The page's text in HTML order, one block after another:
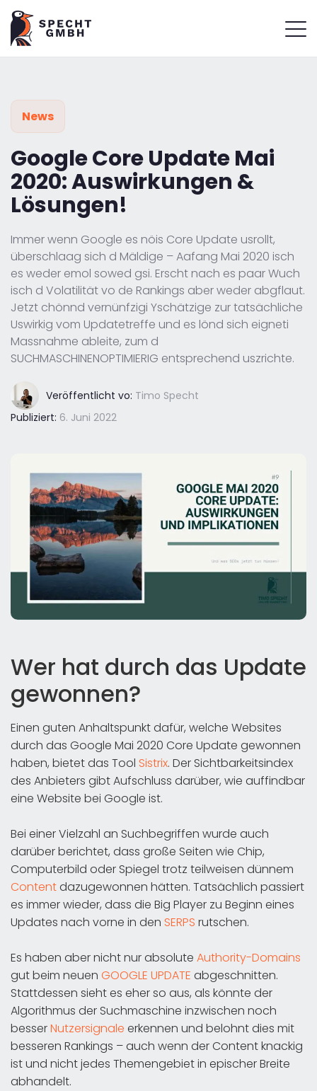
News
Google Core Update Mai
2020: Auswirkungen &
Lösungen!
Immer wenn Google es nöis Core Update usrollt,
überschlaag sich d Mäldige – Aafang Mai 2020 isch
es weder emol sowed gsi. Erscht nach es paar Wuch
isch d Volatilität vo de Rankings aber weder abgflaut.
Jetzt chönnd vernünfzigi Yschätzige zur tatsächliche
Uswirkig vom Updatetreffe und es lönd sich eigneti
Massnahme ableite, zum d
SUCHMASCHINENOPTIMIERIG entsprechend uszrichte.
Veröffentlicht vo: Timo Specht
Publiziert: 6. Juni 2022
Wer hat durch das Update
gewonnen?
Einen guten Anhaltspunkt dafür, welche Websites
durch das Google Mai 2020 Core Update gewonnen
haben, bietet das Tool Sistrix. Der Sichtbarkeitsindex
des Anbieters gibt Aufschluss darüber, wie auffindbar
eine Website bei Google ist.
Bei einer Vielzahl an Suchbegriffen wurde auch
darüber berichtet, dass große Seiten wie Chip,
Computerbild oder Spiegel trotz teilweisen dünnem
Contentdazugewonnen hätten. Tatsächlich passiert
es immer wieder, dass die Big Player zu Beginn eines
Updates nach vorne in den SERPS rutschen.
Es haben aber nicht nur absolute Authority-Domains
gut beim neuen GOOGLE UPDATE abgeschnitten.
Stattdessen sieht es eher so aus, als könnte der
Algorithmus der Suchmaschine inzwischen noch
besserNutzersignale erkennen und belohnt dies mit
besseren Rankings – auch wenn der Content knackig
ist und nicht jedes Themengebiet in epischer Breite
abhandelt.